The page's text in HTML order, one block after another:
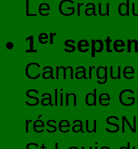
Le Grau
1er
Salin de
réseau